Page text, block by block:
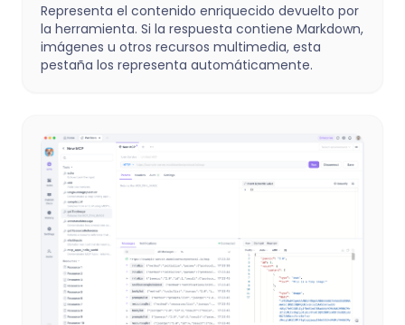
Representa el contenido enriquecido devuelto por
la herramienta. Si la respuesta contiene Markdown,
imágenes u otros recursos multimedia, esta
pestaña los representa automáticamente.